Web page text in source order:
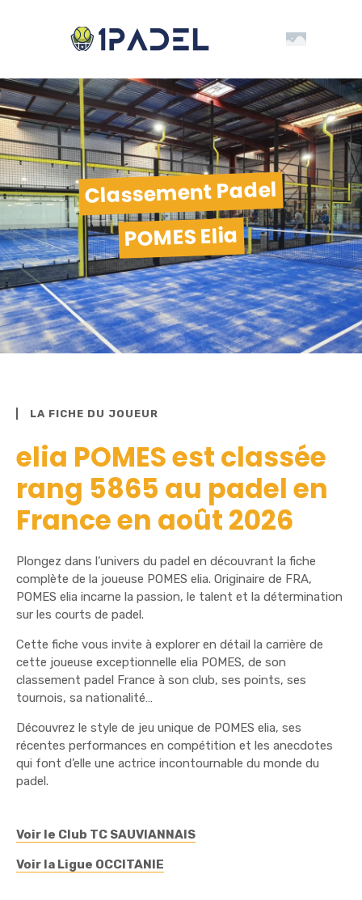
Classement Padel
POMES Elia
LA FICHE DU JOUEUR
elia POMES est classée
rang 5865 au padel en
France en août 2026
Plongez dans l’univers du padel en découvrant la fiche
complète de la joueuse POMES elia. Originaire de FRA,
POMES elia incarne la passion, le talent et la détermination
sur les courts de padel.
Cette fiche vous invite à explorer en détail la carrière de
cette joueuse exceptionnelle elia POMES, de son
classement padel France à son club, ses points, ses
tournois, sa nationalité…
Découvrez le style de jeu unique de POMES elia, ses
récentes performances en compétition et les anecdotes
qui font d’elle une actrice incontournable du monde du
padel.
Voir le Club TC SAUVIANNAIS
Voir la Ligue OCCITANIE